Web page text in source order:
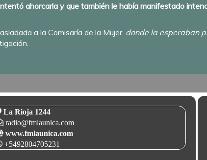
ahorcarla y que también le había manifestado
a la Comisaría de la Mujer, donde la esperaban
La Rioja 1244
radio@fmlaunica.com
www.fmlaunica.com
+5492804705231